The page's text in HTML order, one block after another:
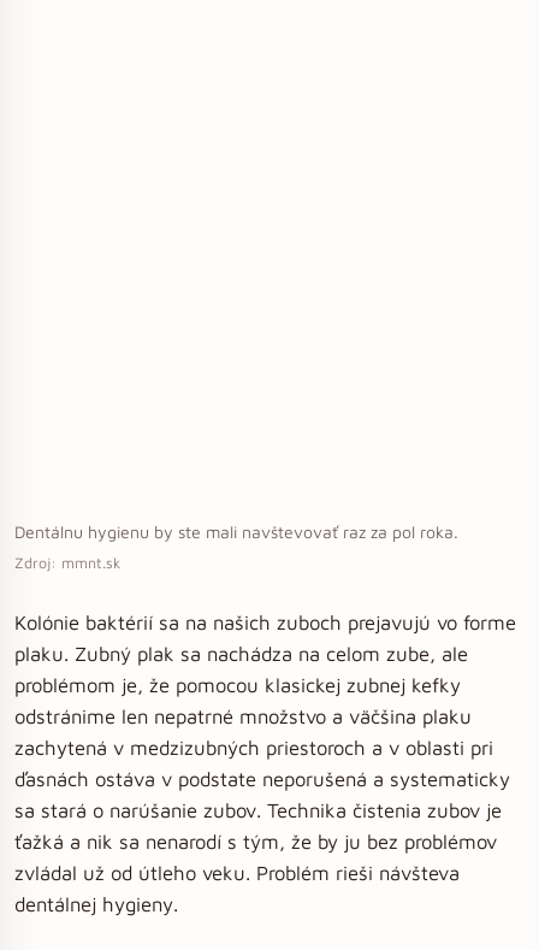
Dentálnu hygienu by ste mali navštevovať raz za pol roka.
Zdroj: mmnt.sk
Kolónie baktérií sa na našich zuboch prejavujú vo forme
plaku. Zubný plak sa nachádza na celom zube, ale
problémom je, že pomocou klasickej zubnej kefky
odstránime len nepatrné množstvo a väčšina plaku
zachytená v medzizubných priestoroch a v oblasti pri
ďasnách ostáva v podstate neporušená a systematicky
sa stará o narúšanie zubov. Technika čistenia zubov je
ťažká a nik sa nenarodí s tým, že by ju bez problémov
zvládal už od útleho veku. Problém rieši návšteva
dentálnej hygieny.